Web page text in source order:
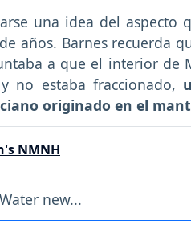
una idea del aspecto
años. Barnes recuerda
a que el interior de
no estaba fraccionado,
originado en el
NMNH
new...